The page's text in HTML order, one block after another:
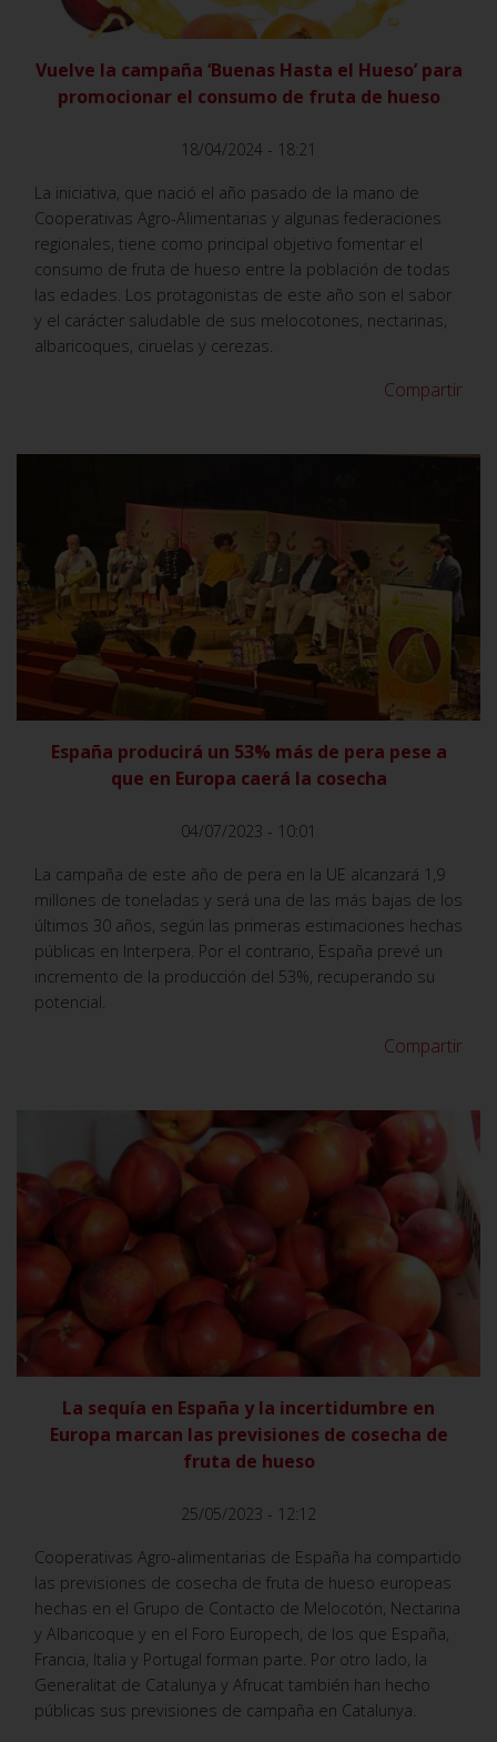
Vuelve la campaña ‘Buenas Hasta el Hueso’ para
promocionar el consumo de fruta de hueso
18/04/2024 - 18:21
La iniciativa, que nació el año pasado de la mano de
Cooperativas Agro-Alimentarias y algunas federaciones
regionales, tiene como principal objetivo fomentar el
consumo de fruta de hueso entre la población de todas
las edades. Los protagonistas de este año son el sabor
y el carácter saludable de sus melocotones, nectarinas,
albaricoques, ciruelas y cerezas.
Compartir
VER
España producirá un 53% más de pera pese a
que en Europa caerá la cosecha
04/07/2023 - 10:01
La campaña de este año de pera en la UE alcanzará 1,9
millones de toneladas y será una de las más bajas de los
últimos 30 años, según las primeras estimaciones hechas
públicas en Interpera. Por el contrario, España prevé un
incremento de la producción del 53%, recuperando su
potencial.
Compartir
VER
La sequía en España y la incertidumbre en
Europa marcan las previsiones de cosecha de
fruta de hueso
25/05/2023 - 12:12
Cooperativas Agro-alimentarias de España ha compartido
las previsiones de cosecha de fruta de hueso europeas
hechas en el Grupo de Contacto de Melocotón, Nectarina
y Albaricoque y en el Foro Europech, de los que España,
Francia, Italia y Portugal forman parte. Por otro lado, la
Generalitat de Catalunya y Afrucat también han hecho
públicas sus previsiones de campaña en Catalunya.